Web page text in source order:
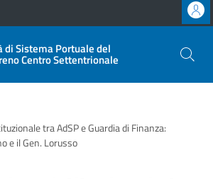
di Sistema Portuale del
Centro Settentrionale
tra AdSP e Guardia di Finanza:
e il Gen. Lorusso